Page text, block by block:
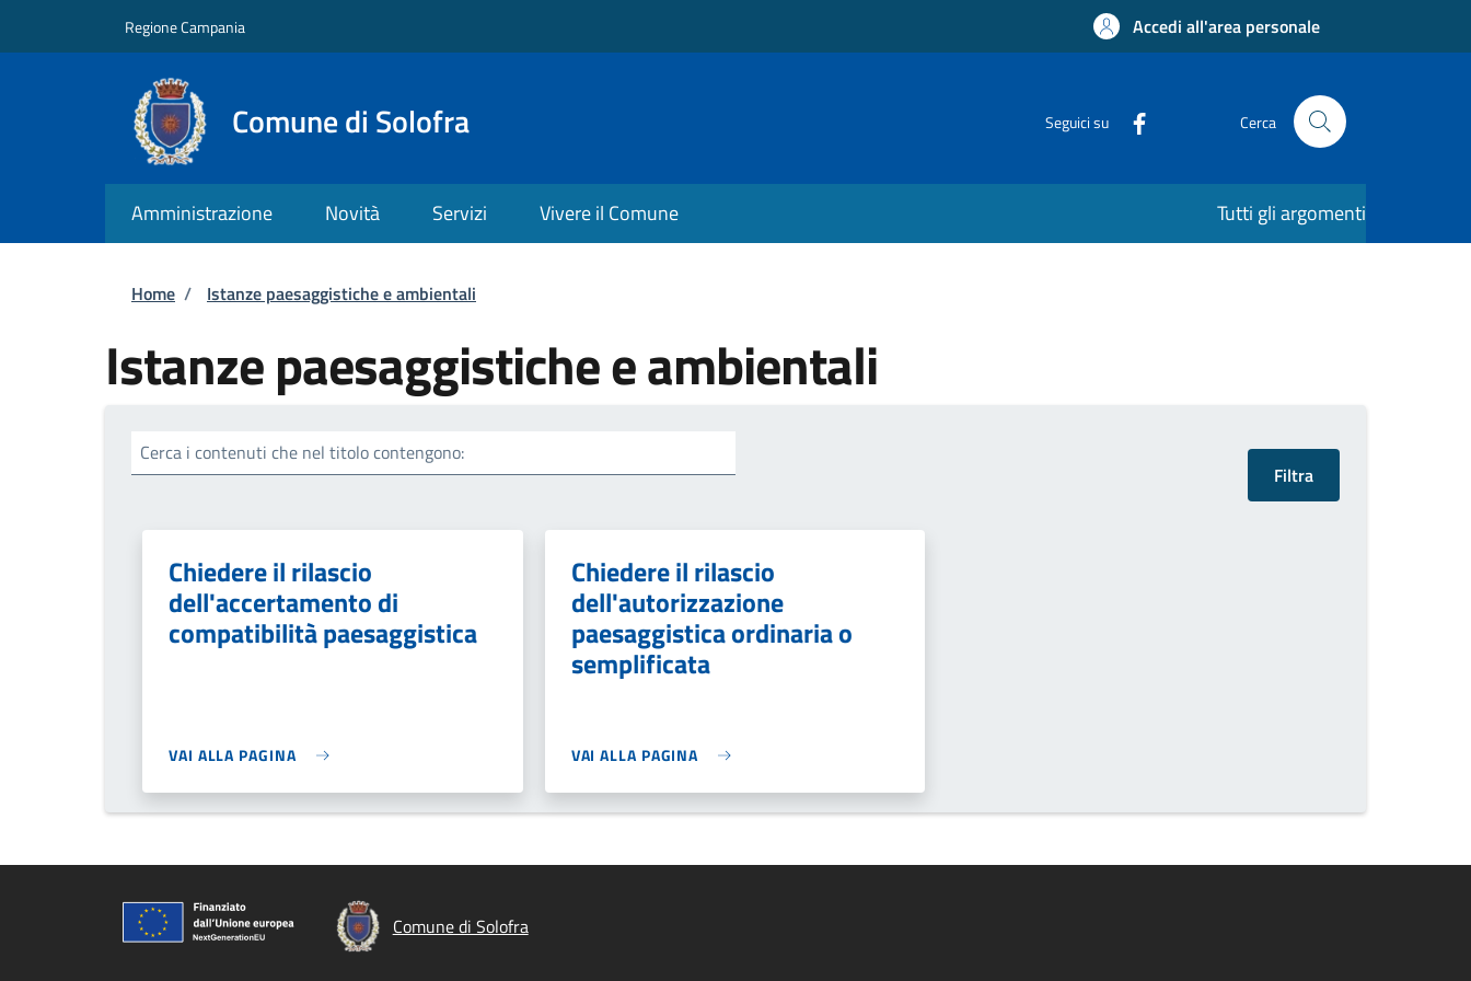
Regione Campania Accedi all'area personale
Comune di Solofra Seguici su Cerca
Amministrazione Novità Servizi Vivere il Comune Tutti gli argomenti
Briciole di pane
Home / Istanze paesaggistiche e ambientali
Istanze paesaggistiche e ambientali
Cerca i contenuti che nel titolo contengono:
Chiedere il rilascio
dell'accertamento di
compatibilità paesaggistica
VAI ALLA PAGINA
Chiedere il rilascio
dell'autorizzazione
paesaggistica ordinaria o
semplificata
VAI ALLA PAGINA
Comune di Solofra